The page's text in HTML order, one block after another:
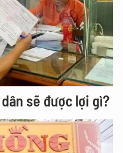
sẽ được lợi gì?